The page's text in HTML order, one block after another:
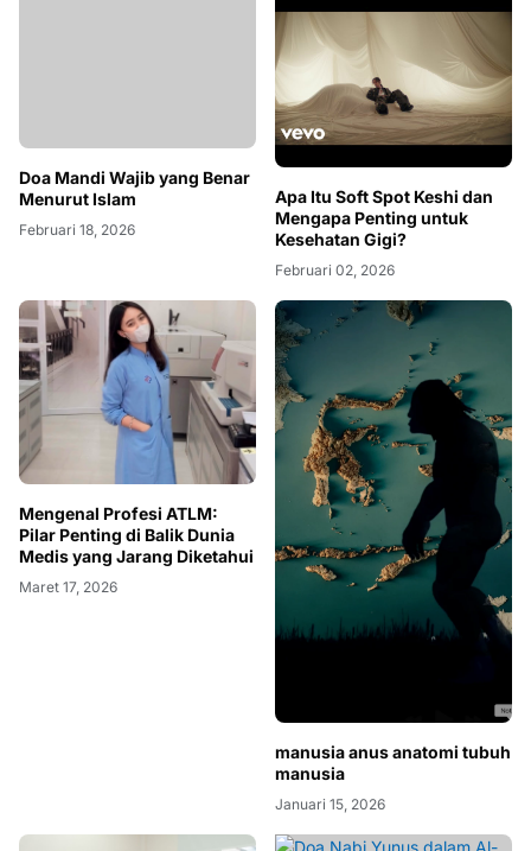
Apa Itu Soft Spot Keshi dan
Mengapa Penting untuk
Kesehatan Gigi?
Februari 02, 2026
Mengenal Profesi ATLM:
Pilar Penting di Balik Dunia
Medis yang Jarang Diketahui
Maret 17, 2026
manusia anus anatomi tubuh
manusia
Januari 15, 2026